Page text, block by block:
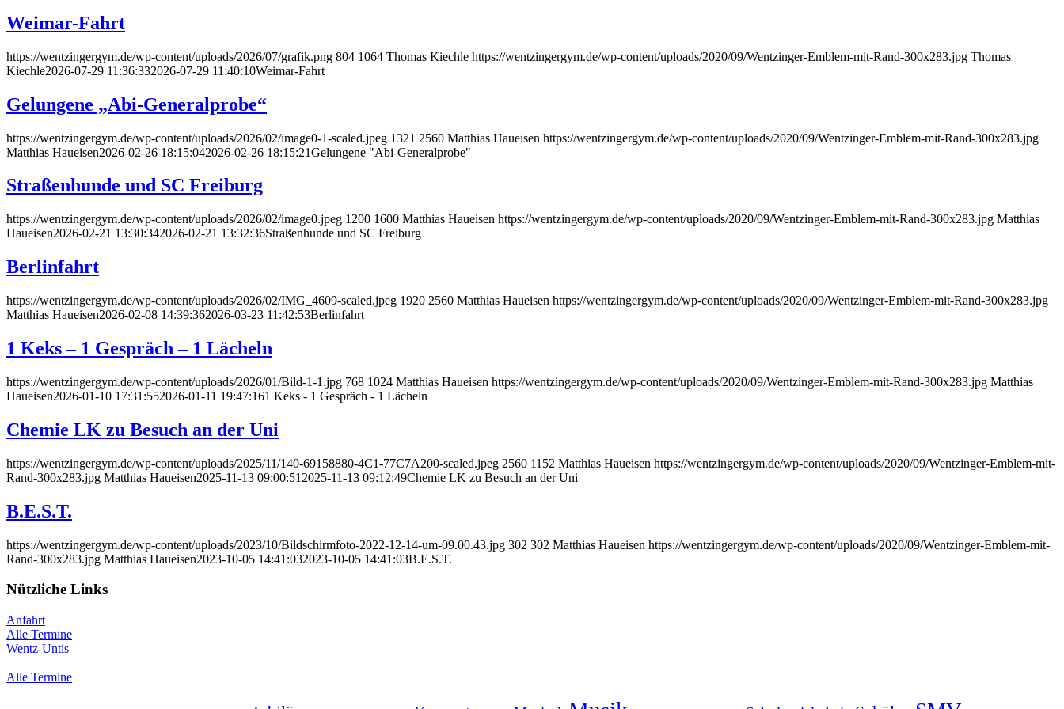
Weimar-Fahrt
https://wentzingergym.de/wp-content/uploads/2026/07/grafik.png 804 1064 Thomas Kiechle https://wentzingergym.de/wp-content/uploads/2020/09/Wentzinger-Emblem-mit-Rand-300x283.jpg Thomas
Kiechle2026-07-29 11:36:332026-07-29 11:40:10Weimar-Fahrt
Gelungene „Abi-Generalprobe“
https://wentzingergym.de/wp-content/uploads/2026/02/image0-1-scaled.jpeg 1321 2560 Matthias Haueisen https://wentzingergym.de/wp-content/uploads/2020/09/Wentzinger-Emblem-mit-Rand-300x283.jpg
Matthias Haueisen2026-02-26 18:15:042026-02-26 18:15:21Gelungene "Abi-Generalprobe"
Straßenhunde und SC Freiburg
https://wentzingergym.de/wp-content/uploads/2026/02/image0.jpeg 1200 1600 Matthias Haueisen https://wentzingergym.de/wp-content/uploads/2020/09/Wentzinger-Emblem-mit-Rand-300x283.jpg Matthias
Haueisen2026-02-21 13:30:342026-02-21 13:32:36Straßenhunde und SC Freiburg
Berlinfahrt
https://wentzingergym.de/wp-content/uploads/2026/02/IMG_4609-scaled.jpeg 1920 2560 Matthias Haueisen https://wentzingergym.de/wp-content/uploads/2020/09/Wentzinger-Emblem-mit-Rand-300x283.jpg
Matthias Haueisen2026-02-08 14:39:362026-03-23 11:42:53Berlinfahrt
1 Keks – 1 Gespräch – 1 Lächeln
https://wentzingergym.de/wp-content/uploads/2026/01/Bild-1-1.jpg 768 1024 Matthias Haueisen https://wentzingergym.de/wp-content/uploads/2020/09/Wentzinger-Emblem-mit-Rand-300x283.jpg Matthias
Haueisen2026-01-10 17:31:552026-01-11 19:47:161 Keks - 1 Gespräch - 1 Lächeln
Chemie LK zu Besuch an der Uni
https://wentzingergym.de/wp-content/uploads/2025/11/140-69158880-4C1-77C7A200-scaled.jpeg 2560 1152 Matthias Haueisen https://wentzingergym.de/wp-content/uploads/2020/09/Wentzinger-Emblem-mit-
Rand-300x283.jpg Matthias Haueisen2025-11-13 09:00:51 2025-11-13 09:12:49Chemie LK zu Besuch an der Uni
B.E.S.T.
https://wentzingergym.de/wp-content/uploads/2023/10/Bildschirm­foto-2022-12-14-um-09.00.43.jpg 302 302 Matthias Haueisen https://wentzingergym.de/wp-content/uploads/2020/09/Wentzinger-Emblem-mit-
Rand-300x283.jpg Matthias Haueisen2023-10-05 14:41:032023-10-05 14:41:03B.E.S.T.
Nützliche Links
Anfahrt
Alle Termine
Wentz-Untis
Alle Termine